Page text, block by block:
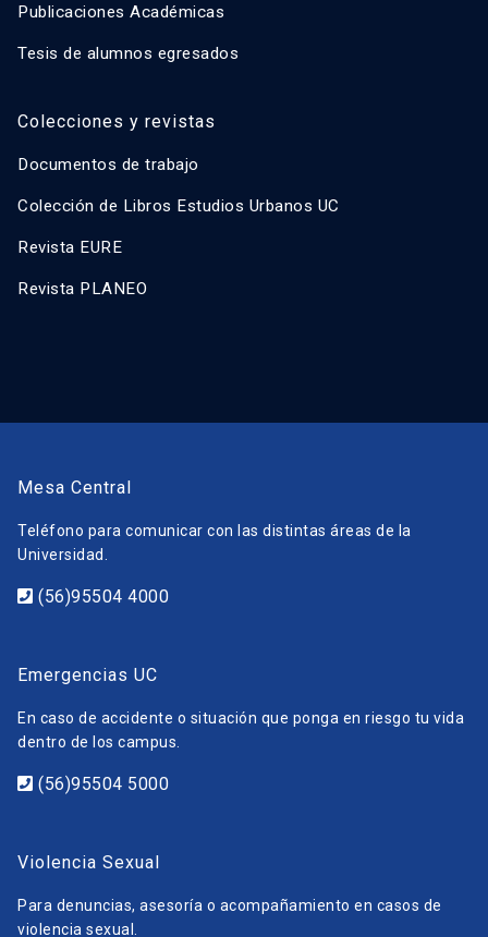
Publicaciones Académicas
Tesis de alumnos egresados
Colecciones y revistas
Documentos de trabajo
Colección de Libros Estudios Urbanos UC
Revista EURE
Revista PLANEO
Mesa Central
Teléfono para comunicar con las distintas áreas de la
Universidad.
(56)95504 4000
Emergencias UC
En caso de accidente o situación que ponga en riesgo tu vida
dentro de los campus.
(56)95504 5000
Violencia Sexual
Para denuncias, asesoría o acompañamiento en casos de
violencia sexual.